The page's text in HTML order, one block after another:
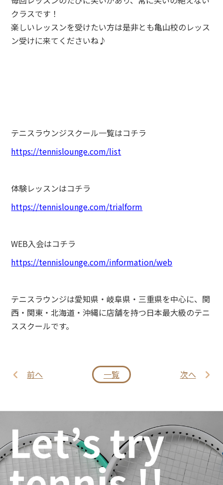
クラスです！
楽しいレッスンを受けたい方は是非とも亀山校のレッス
ン受けに来てくださいね♪
テニスラウンジスクール一覧はコチラ
https://tennislounge.com/list
体験レッスンはコチラ
https://tennislounge.com/trialform
WEB入会はコチラ
https://tennislounge.com/information/web
テニスラウンジは愛知県・岐阜県・三重県を中心に、関
西・関東・北海道・沖縄に店舗を持つ日本最大級のテニ
ススクールです。
前へ 一覧 次へ